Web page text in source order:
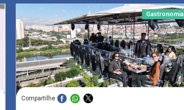
Gastronomia
Compartilhe